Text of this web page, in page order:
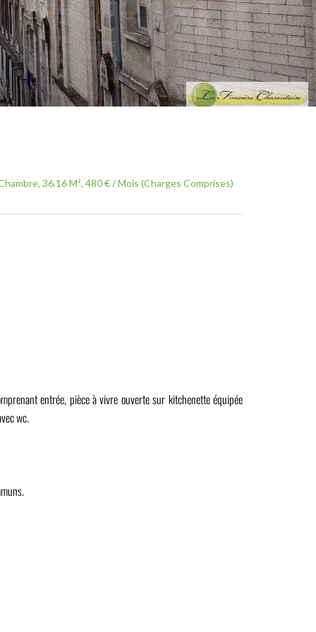
36.16 M², 480 € / Mois (Charges Comprises)
entrée, pièce à vivre ouverte sur kitchenette équipée
wc.